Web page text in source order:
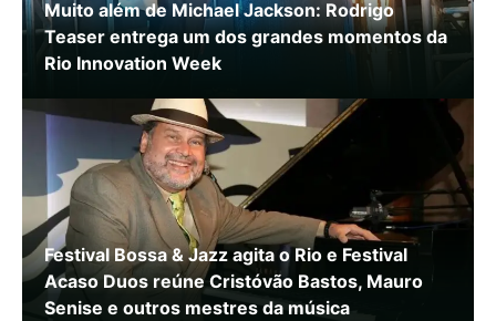
Muito além de Michael Jackson: Rodrigo
Teaser entrega um dos grandes momentos da
Rio Innovation Week
Festival Bossa & Jazz agita o Rio e Festival
Acaso Duos reúne Cristóvão Bastos, Mauro
Senise e outros mestres da música